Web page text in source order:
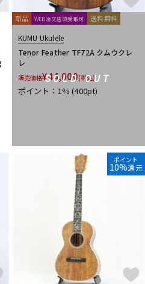
SOLD OUT
新品 WEB注文店頭受取可 送料無料
KUMU Ukulele
Tenor Feather TF72A クムウクレ
レ
販売価格¥44,000(税込)
ポイント：1%(400pt)
ポイント
10%還元